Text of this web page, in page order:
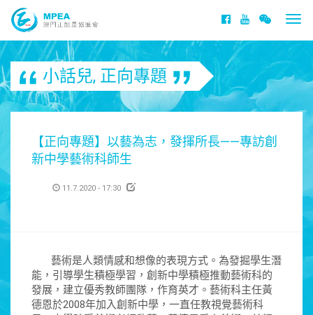
小話兒, 正向專題
【正向專題】以藝為志，發揮所長——專訪創
新中學藝術科師生
11.7.2020 - 17:30
藝術是人類情感和想像的表現方式。為發掘學生潛
能，引導學生積極學習，創新中學積極推動藝術科的
發展，建立優秀教師團隊，作育英才。藝術科主任黃
德恩於2008年加入創新中學，一直任教視覺藝術科